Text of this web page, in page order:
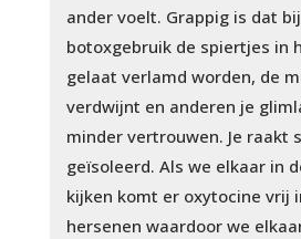
ander voelt. Grappig is dat bij
botoxgebruik de spiertjes in
gelaat verlamd worden, de
verdwijnt en anderen je
minder vertrouwen. Je raakt
geïsoleerd. Als we elkaar in
kijken komt er oxytocine vrij
hersenen waardoor we